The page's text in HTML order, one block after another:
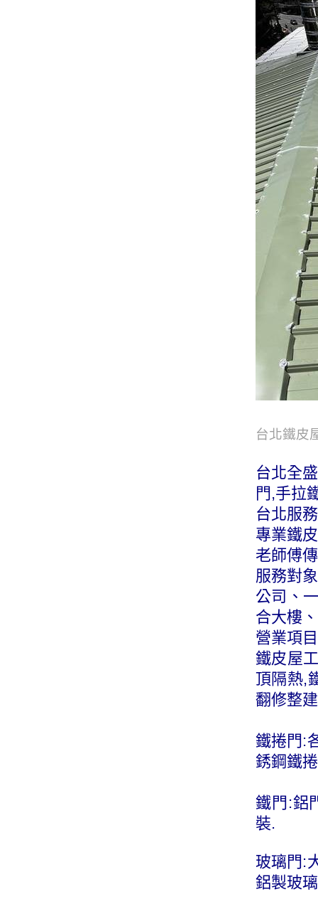
台北鐵皮
台北全
門,手拉
台北服
專業鐵
老師傅
服務對
公司、
合大樓
營業項
鐵皮屋
頂隔熱,
翻修整
鐵捲門:
銹鋼鐵
鐵門:鋁
裝.
玻璃門:
鋁製玻